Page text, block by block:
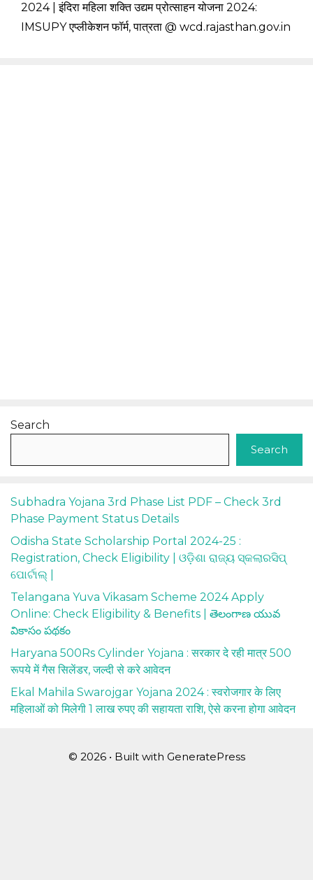
2024 | इंदिरा महिला शक्ति उद्यम प्रोत्साहन योजना 2024:
IMSUPY एप्लीकेशन फॉर्म, पात्रता @ wcd.rajasthan.gov.in
Search
Search
Subhadra Yojana 3rd Phase List PDF – Check 3rd
Phase Payment Status Details
Odisha State Scholarship Portal 2024-25 :
Registration, Check Eligibility | ଓଡ଼ିଶା ରାଜ୍ୟ ସ୍କଲାରସିପ୍
ପୋର୍ଟାଲ୍ |
Telangana Yuva Vikasam Scheme 2024 Apply
Online: Check Eligibility & Benefits | తెలంగాణ యువ
వికాసం పథకం
Haryana 500Rs Cylinder Yojana : सरकार दे रही मात्र 500
रूपये में गैस सिलेंडर, जल्दी से करे आवेदन
Ekal Mahila Swarojgar Yojana 2024 : स्वरोजगार के लिए
महिलाओं को मिलेगी 1 लाख रुपए की सहायता राशि, ऐसे करना होगा आवेदन
© 2026 • Built with GeneratePress